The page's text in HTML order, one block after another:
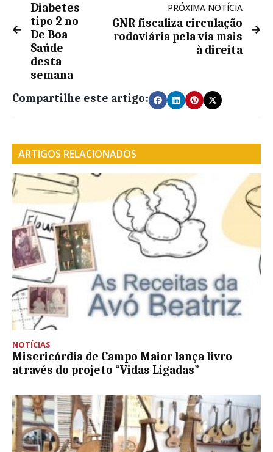
Diabetes
tipo 2 no
De Boa
Saúde
desta
semana
PRÓXIMA NOTÍCIA
GNR fiscaliza circulação
rodoviária pela via mais
à direita
Compartilhe este artigo:
ARTIGOS RELACIONADOS
NOTÍCIAS
Misericórdia de Campo Maior lança livro
através do projeto “Vidas Ligadas”